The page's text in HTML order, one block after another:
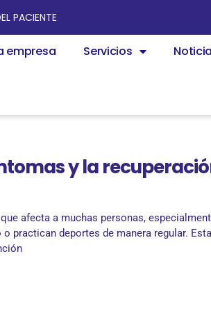
PACIENTE
empresa Servicios
y la
afecta a muchas personas,
practican deportes de manera regular.